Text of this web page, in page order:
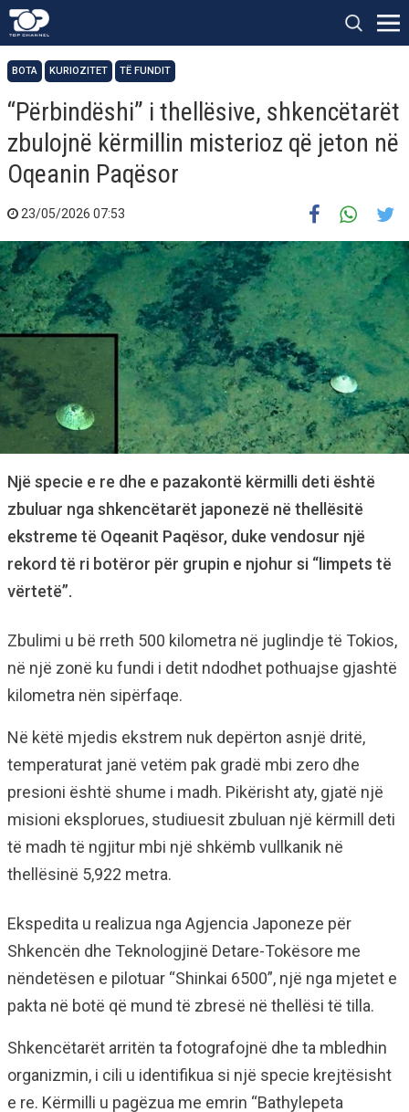
BOTA KURIOZITET TË FUNDIT
“Përbindëshi” i thellësive, shkencëtarët
zbulojnë kërmillin misterioz që jeton në
Oqeanin Paqësor
23/05/2026 07:53
Një specie e re dhe e pazakontë kërmilli deti është
zbuluar nga shkencëtarët japonezë në thellësitë
ekstreme të Oqeanit Paqësor, duke vendosur një
rekord të ri botëror për grupin e njohur si “limpets të
vërtetë”.
Zbulimi u bë rreth 500 kilometra në juglindje të Tokios,
në një zonë ku fundi i detit ndodhet pothuajse gjashtë
kilometra nën sipërfaqe.
Në këtë mjedis ekstrem nuk depërton asnjë dritë,
temperaturat janë vetëm pak gradë mbi zero dhe
presioni është shume i madh. Pikërisht aty, gjatë një
misioni eksplorues, studiuesit zbuluan një kërmill deti
të madh të ngjitur mbi një shkëmb vullkanik në
thellësinë 5,922 metra.
Ekspedita u realizua nga Agjencia Japoneze për
Shkencën dhe Teknologjinë Detare-Tokësore me
nëndetësen e pilotuar “Shinkai 6500”, një nga mjetet e
pakta në botë që mund të zbresë në thellësi të tilla.
Shkencëtarët arritën ta fotografojnë dhe ta mbledhin
organizmin, i cili u identifikua si një specie krejtësisht
e re. Kërmilli u pagëzua me emrin “Bathylepeta